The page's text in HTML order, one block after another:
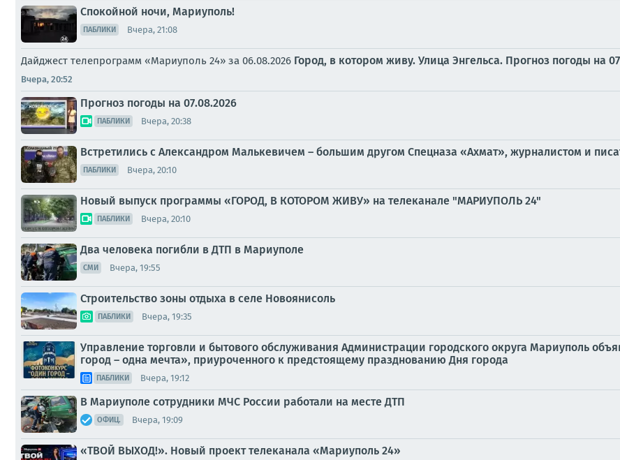
Спокойной ночи, Мариуполь!
ПАБЛИКИ Вчера, 21:08
Дайджест телепрограмм «Мариуполь 24» за 06.08.2026 Город, в котором живу. Улица Энгельса. Прогноз погоды на
Вчера, 20:52
Прогноз погоды на 07.08.2026
ПАБЛИКИ Вчера, 20:38
Встретились с Александром Малькевичем – большим другом Спецназа «Ахмат», журналистом и
ПАБЛИКИ Вчера, 20:10
Новый выпуск программы «ГОРОД, В КОТОРОМ ЖИВУ» на телеканале "МАРИУПОЛЬ 24"
ПАБЛИКИ Вчера, 20:10
Два человека погибли в ДТП в Мариуполе
СМИ Вчера, 19:55
Строительство зоны отдыха в селе Новоянисоль
ПАБЛИКИ Вчера, 19:35
Управление торговли и бытового обслуживания Администрации городского округа Мариуполь
город – одна мечта», приуроченного к предстоящему празднованию Дня города
ПАБЛИКИ Вчера, 19:12
В Мариуполе сотрудники МЧС России работали на месте ДТП
ОФИЦ. Вчера, 19:09
«ТВОЙ ВЫХОД!». Новый проект телеканала «Мариуполь 24»